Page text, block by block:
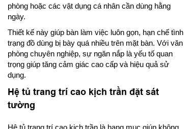
phòng hoặc các vật dụng cá nhân cần dùng hằng
ngày.
Thiết kế này giúp bàn làm việc luôn gọn, hạn chế tình
trạng đồ dùng bị bày quá nhiều trên mặt bàn. Với văn
phòng chuyên nghiệp, sự ngăn nắp là yếu tố quan
trọng giúp tăng cảm giác cao cấp và hiệu quả sử
dụng.
Hệ tủ trang trí cao kịch trần đặt sát
tường
Hệ tủ trang trí cao kịch trần là hạng mục giúp không